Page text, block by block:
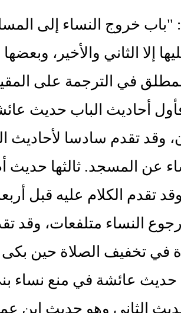
"باب خروج النساء إلى
إلا الثاني والأخير،
في الترجمة على
أحاديث الباب حديث
وقد تقدم سادسا لأحاديث
عن المسجد. ثالثها
تقدم الكلام عليه قبل
النساء متلفعات، وقد
في تخفيف الصلاة حين بكى
عائشة في منع نساء